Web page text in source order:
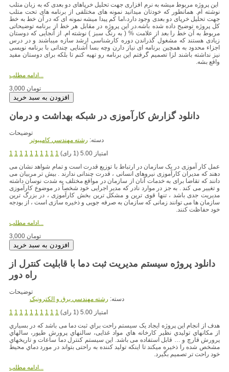
این پروژه مربوط میشه به نرم افزاری جهت تحلیل خرپاهای دو بعدی که به زبان متلب
نوشته ام. همانطور که خودتان میدانید نمونه های مختلفی از برنامه های تحت متلب
جهت تحلیل خرپای دو بعدی وجود دارد،اما کم پیدا میشه نمونه ای که در آن خط به خط
کل پروژه توضیح داده شده باشه.در این پروژه در مقابل هر خط از برنامه توضیحاتی
مربوط به آن خط را بعد از علامت % ( به رنگ سبز ) نوشته ام. از آنجایی که دوستان
زیادی هستند که مشغول گذراندن دوره کارشناسی ارشد سازه میباشند و در درس
اجزاء محدود به همچین برنامه ای نیاز دارن وچه بسا آشنایی چندانی با برنامه نویسی
نیز نداشته باشند لزا تصمیم گرفتم این برنامه رو تهیه کنم تا بلکه برای دوستان مفید
واقع بشه.
3,000 تومان
دانلود گزارش کارآموزی در شبکه بهداشت و درمان
توضیحات
دسته: رشته مهندسي کامپيوتر
1 1 1 1 1 1 1 1 1 1
امتیاز 5.00 (1 رای)
عمل کار آموزی در یک سازمان در ارتباط با توزیع قدرت است و تمام شواهد نشان می
دهند که مدیران کارآموزی نیروهای انسانی ، قدرت چندانی ندارند . بیش تر مربیان می
دانند که تقاضا برای به خدمات آنان از سازمان در مواقع مختلف به شدت نوسان داشته
و تغییر می کند . به جز در موارد نادر که مدیر اجرایی خود شخصاً در موضوع کارآموزی
مدیریت جدی باشد ، تنها قوی ترین و مشکل ترین بخش کارآموزی ، در بزرگ ترین
سازمان ها می توانند زمانی که سازمان به صرفه جویی و ذخیره سازی است ، از بودجه
خود حفاظت کنند.
3,000 تومان
دانلود پروژه سیستم مدیریت ثبت دما با قابلیت کنترل از
توضیحات
دسته: رشته مهندسي برق و الکترونيک
1 1 1 1 1 1 1 1 1 1
امتیاز 5.00 (1 رای)
هدف از انجام این پروژه ایجاد یک سیستم راحت براي ثبت دما می باشد که در بسیاري
از مکانهاي تولیدي نظیر کارخانه هاي مواد غذایی، سالنهاي پرورش طیور، سالهاي
پرورش قارچ و … قابل استفاده می باشد. این سیستم کنترل دما ساعات و تاریخهاي
مشخص شده را ذخیره میکند تا اینکه تولید کننده به راحتی بتواند در مورد دماي محیط
خود راحت تر تصمیم بگیرد.